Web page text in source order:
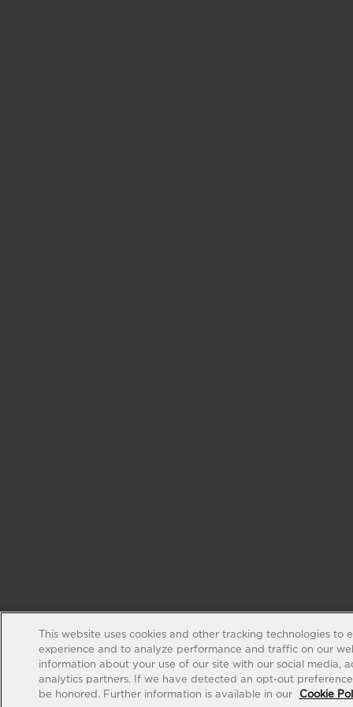
This website uses cookies and other tracking technologies to
experience and to analyze performance and traffic on our
information about your use of our site with our social media,
analytics partners. If we have detected an opt-out
be honored. Further information is available in our
Cookie